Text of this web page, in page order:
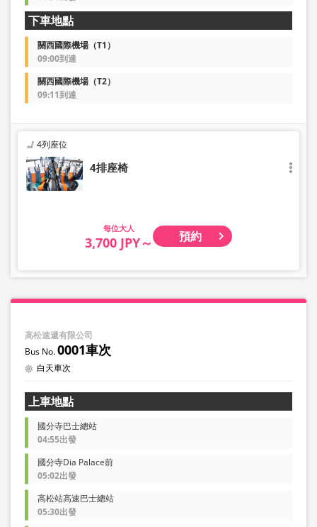
下車地點
關西國際機場（T1）
09:00到達
關西國際機場（T2）
09:11到達
4列座位
4排座椅
大人
3,700 JPY～ 預約
高松速遞有限公司
0001車次
白天車次
上車地點
國分寺巴士總站
04:55出發
國分寺Dia Palace前
05:02出發
高松站高速巴士總站
05:30出發